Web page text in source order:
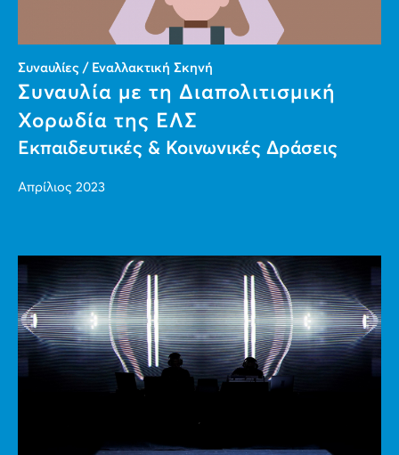
Συναυλίες / Εναλλακτική Σκηνή
Συναυλία με τη Διαπολιτισμική
Χορωδία της ΕΛΣ
Εκπαιδευτικές & Κοινωνικές Δράσεις
Απρίλιος 2023